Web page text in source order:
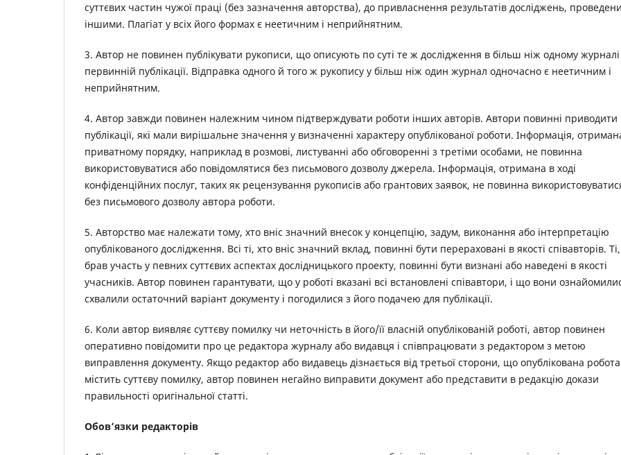
суттєвих частин чужої праці (без зазначення авторства), до привласнення результатів досліджень,
іншими. Плагіат у всіх його формах є неетичним і неприйнятним.
3. Автор не повинен публікувати рукописи, що описують по суті те ж дослідження в більш ніж одному
первинній публікації. Відправка одного й того ж рукопису у більш ніж один журнал одночасно є неетичним і
неприйнятним.
4. Автор завжди повинен належним чином підтверждувати роботи інших авторів. Автори повинні приводити
публікації, які мали вирішальне значення у визначенні характеру опублікованої роботи. Інформація,
приватному порядку, наприклад в розмові, листуванні або обговоренні з третіми особами, не повинна
використовуватися або повідомлятися без письмового дозволу джерела. Інформація, отримана в ході
конфіденційних послуг, таких як рецензування рукописів або грантових заявок, не повинна
без письмового дозволу автора роботи.
5. Авторство має належати тому, хто вніс значний внесок у концепцію, задум, виконання або інтерпретацію
опублікованого дослідження. Всі ті, хто вніс значний вклад, повинні бути перераховані в якості співавторів.
брав участь у певних суттєвих аспектах дослідницького проекту, повинні бути визнані або наведені в якості
учасників. Автор повинен гарантувати, що у роботі вказані всі встановлені співавтори, і що вони
схвалили остаточний варіант документу і погодилися з його подачею для публікації.
6. Коли автор виявляє суттєву помилку чи неточність в його/її власній опублікованій роботі, автор повинен
оперативно повідомити про це редактора журналу або видавця і співпрацювати з редактором з метою
виправлення документу. Якщо редактор або видавець дізнається від третьої сторони, що опублікована робота
містить суттєву помилку, автор повинен негайно виправити документ або представити в редакцію докази
правильності оригінальної статті.
Обов’язки редакторів